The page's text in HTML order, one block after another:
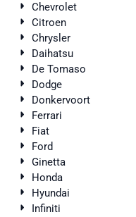
Chevrolet
Citroen
Chrysler
Daihatsu
De Tomaso
Dodge
Donkervoort
Ferrari
Fiat
Ford
Ginetta
Honda
Hyundai
Infiniti